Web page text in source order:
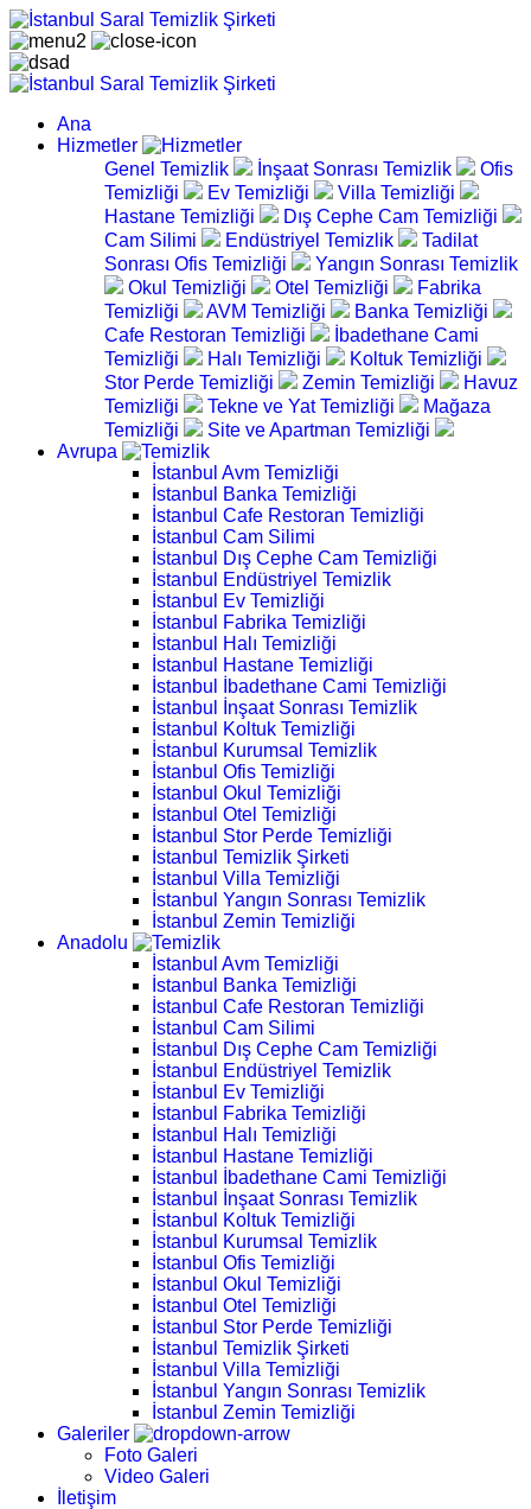
Ana
Hizmetler
Genel Temizlik
İnşaat Sonrası Temizlik
Ofis
Temizliği
Ev Temizliği
Villa Temizliği
Hastane Temizliği
Dış Cephe Cam Temizliği
Cam Silimi
Endüstriyel Temizlik
Tadilat
Sonrası Ofis Temizliği
Yangın Sonrası Temizlik
Okul Temizliği
Otel Temizliği
Fabrika
Temizliği
AVM Temizliği
Banka Temizliği
Cafe Restoran Temizliği
İbadethane Cami
Temizliği
Halı Temizliği
Koltuk Temizliği
Stor Perde Temizliği
Zemin Temizliği
Havuz
Temizliği
Tekne ve Yat Temizliği
Mağaza
Temizliği
Site ve Apartman Temizliği
Avrupa
İstanbul Avm Temizliği
İstanbul Banka Temizliği
İstanbul Cafe Restoran Temizliği
İstanbul Cam Silimi
İstanbul Dış Cephe Cam Temizliği
İstanbul Endüstriyel Temizlik
İstanbul Ev Temizliği
İstanbul Fabrika Temizliği
İstanbul Halı Temizliği
İstanbul Hastane Temizliği
İstanbul İbadethane Cami Temizliği
İstanbul İnşaat Sonrası Temizlik
İstanbul Koltuk Temizliği
İstanbul Kurumsal Temizlik
İstanbul Ofis Temizliği
İstanbul Okul Temizliği
İstanbul Otel Temizliği
İstanbul Stor Perde Temizliği
İstanbul Temizlik Şirketi
İstanbul Villa Temizliği
İstanbul Yangın Sonrası Temizlik
İstanbul Zemin Temizliği
Anadolu
İstanbul Avm Temizliği
İstanbul Banka Temizliği
İstanbul Cafe Restoran Temizliği
İstanbul Cam Silimi
İstanbul Dış Cephe Cam Temizliği
İstanbul Endüstriyel Temizlik
İstanbul Ev Temizliği
İstanbul Fabrika Temizliği
İstanbul Halı Temizliği
İstanbul Hastane Temizliği
İstanbul İbadethane Cami Temizliği
İstanbul İnşaat Sonrası Temizlik
İstanbul Koltuk Temizliği
İstanbul Kurumsal Temizlik
İstanbul Ofis Temizliği
İstanbul Okul Temizliği
İstanbul Otel Temizliği
İstanbul Stor Perde Temizliği
İstanbul Temizlik Şirketi
İstanbul Villa Temizliği
İstanbul Yangın Sonrası Temizlik
İstanbul Zemin Temizliği
Galeriler
Foto Galeri
Video Galeri
İletişim